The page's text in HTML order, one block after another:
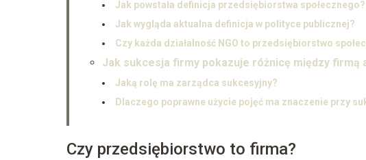
Jak powstała definicja przedsiębiorstwa społecznego?
Jak wygląda aktualna definicja w polityce publicznej?
Czy każda działalność NGO to przedsiębiorstwo
Jak sukcesja firmy pokazuje różnicę między firmą
Jaką rolę ma zarządca sukcesyjny?
Dlaczego poprawne użycie pojęć ma znaczenie przy
Czy przedsiębiorstwo to firma?